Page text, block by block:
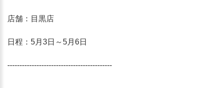
店舗：目黒店
日程：5月3日～5月6日
-------------------------------------------